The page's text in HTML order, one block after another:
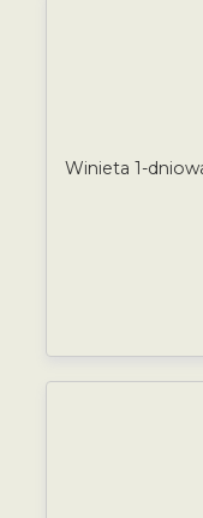
Winieta 1-